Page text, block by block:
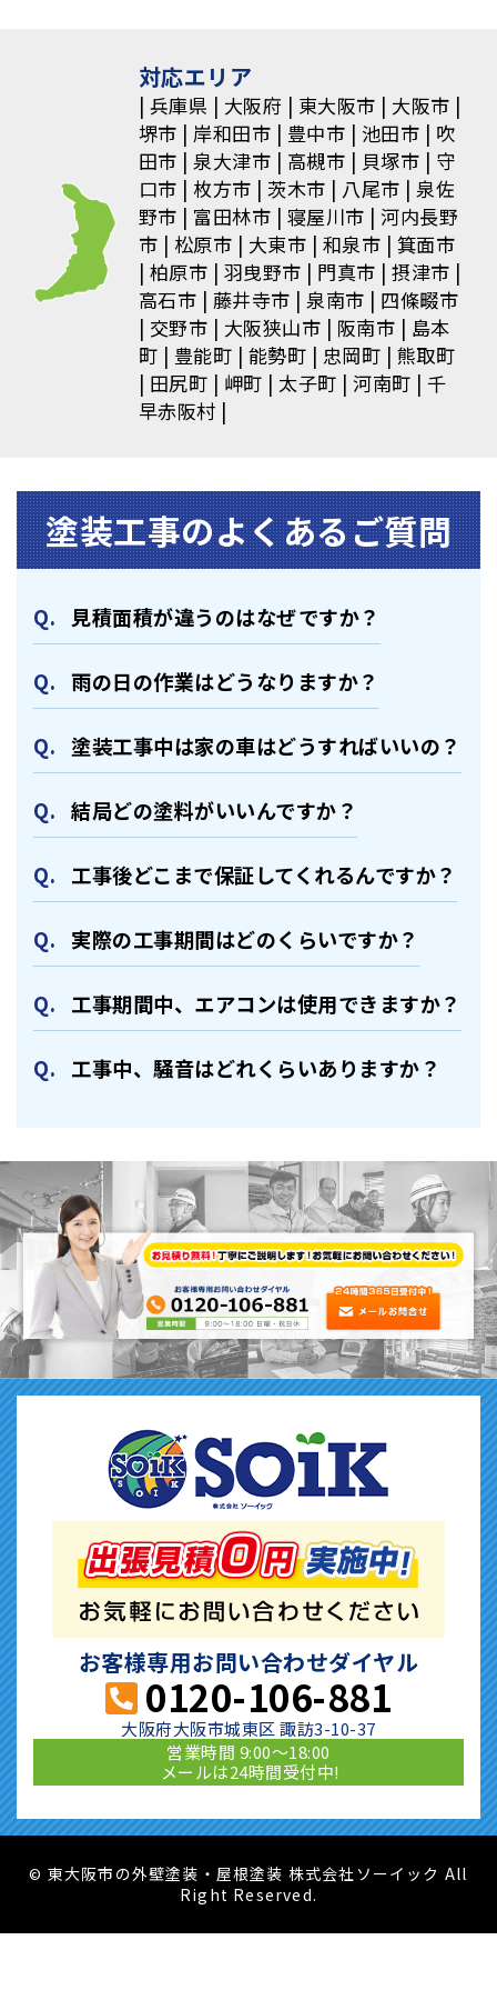
対応エリア
兵庫県 大阪府 東大阪市
大阪市
堺市
岸和田市 豊中市 池田市
吹
田市
泉大津市 高槻市 貝塚市
守
口市
枚方市 茨木市 八尾市
泉佐
野市
富田林市 寝屋川市
河内長野
市
松原市 大東市 和泉市 箕面市
柏原市 羽曳野市 門真市
摂津市
高石市
藤井寺市 泉南市
四條畷市
交野市
大阪狭山市 阪南市
島本
町
豊能町 能勢町 忠岡町 熊取町
田尻町
岬町 太子町 河南町
千
早赤阪村
塗装⼯事のよくあるご質問
⾒積⾯積が違うのはなぜですか？
⾬の日の作業はどうなりますか？
塗装⼯事中は家の⾞はどうすればいいの？
結局どの塗料がいいんですか？
⼯事後どこまで保証してくれるんですか？
実際の⼯事期間はどのくらいですか？
⼯事期間中、エアコンは使⽤できますか？
⼯事中、騒⾳はどれくらいありますか？
お客様専用お問い合わせダイヤル
0120-106-881
大阪府大阪市城東区 諏訪3-10-37
営業時間 9:00〜18:00
メールは24時間受付中!
© 東大阪市の外壁塗装・屋根塗装 株式会社ソーイック All
Right Reserved.